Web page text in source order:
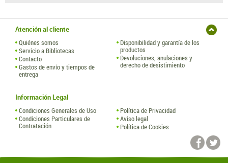
Atención al cliente
Quiénes somos
Servicio a Bibliotecas
Contacto
Gastos de envío y tiempos de
entrega
Disponibilidad y garantía de los
productos
Devoluciones, anulaciones y
derecho de desistimiento
Información Legal
Condiciones Generales de Uso
Condiciones Particulares de
Contratación
Política de Privacidad
Aviso legal
Política de Cookies